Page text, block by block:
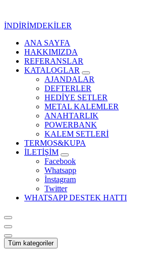
İNDİRİMDEKİLER
Kurumsal Promosyon-Hediyelik
ANA SAYFA
HAKKIMIZDA
REFERANSLAR
KATALOGLAR
AJANDALAR
DEFTERLER
HEDİYE SETLER
METAL KALEMLER
ANAHTARLIK
POWERBANK
KALEM SETLERİ
TERMOS&KUPA
İLETİŞİM
Facebook
Whatsapp
İnstagram
Twitter
WHATSAPP DESTEK HATTI
Tüm kategoriler